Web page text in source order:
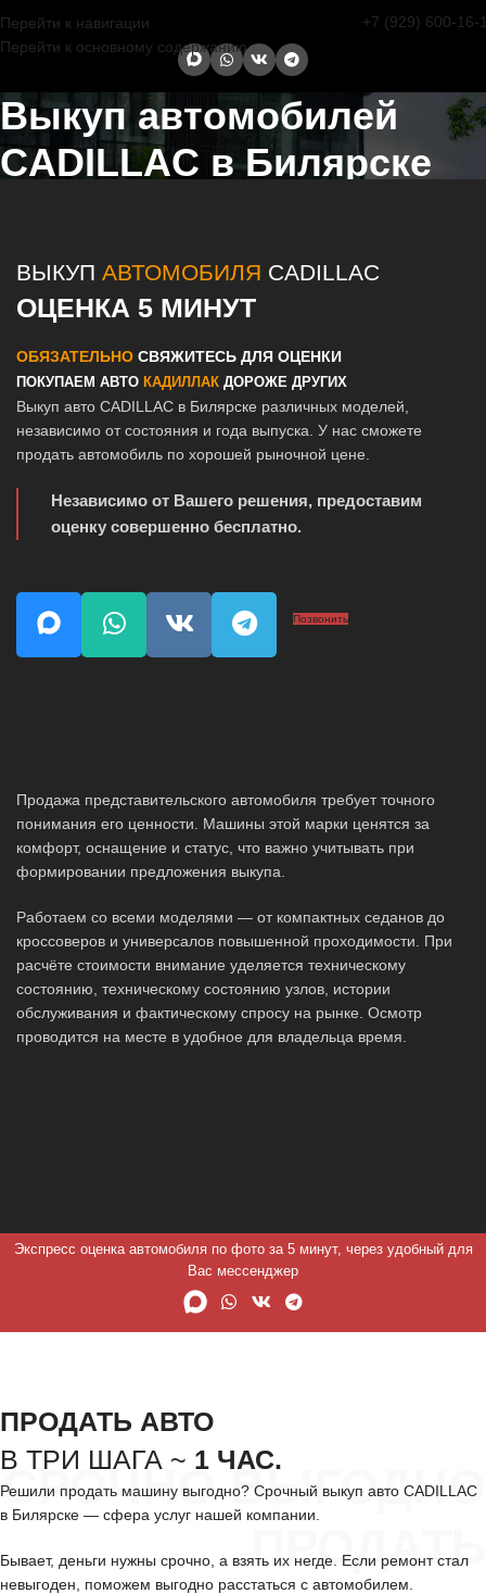
Перейти к навигации
Перейти к основному содержанию
+7 (929) 600-16-
Выкуп автомобилей
CADILLAC в Билярске
ВЫКУП АВТОМОБИЛЯ CADILLAC
ОЦЕНКА 5 МИНУТ
ОБЯЗАТЕЛЬНО СВЯЖИТЕСЬ ДЛЯ ОЦЕНКИ
ПОКУПАЕМ АВТО КАДИЛЛАК ДОРОЖЕ ДРУГИХ
Выкуп авто CADILLAC в Билярске различных моделей,
независимо от состояния и года выпуска. У нас сможете
продать автомобиль по хорошей рыночной цене.
Независимо от Вашего решения, предоставим
оценку совершенно бесплатно.
Позвонить
Продажа представительского автомобиля требует точного
понимания его ценности. Машины этой марки ценятся за
комфорт, оснащение и статус, что важно учитывать при
формировании предложения выкупа.
Работаем со всеми моделями — от компактных седанов до
кроссоверов и универсалов повышенной проходимости. При
расчёте стоимости внимание уделяется техническому
состоянию, техническому состоянию узлов, истории
обслуживания и фактическому спросу на рынке. Осмотр
проводится на месте в удобное для владельца время.
Экспресс оценка автомобиля по фото за 5 минут, через удобный для
Вас мессенджер
СРОЧНО ВЫГОДНО
ПРОДАТЬ
ПРОДАТЬ АВТО
В ТРИ ШАГА ~ 1 ЧАС.
Решили продать машину выгодно? Срочный выкуп авто CADILLAC
в Билярске — сфера услуг нашей компании.
Бывает, деньги нужны срочно, а взять их негде. Если ремонт стал
невыгоден, поможем выгодно расстаться с автомобилем.